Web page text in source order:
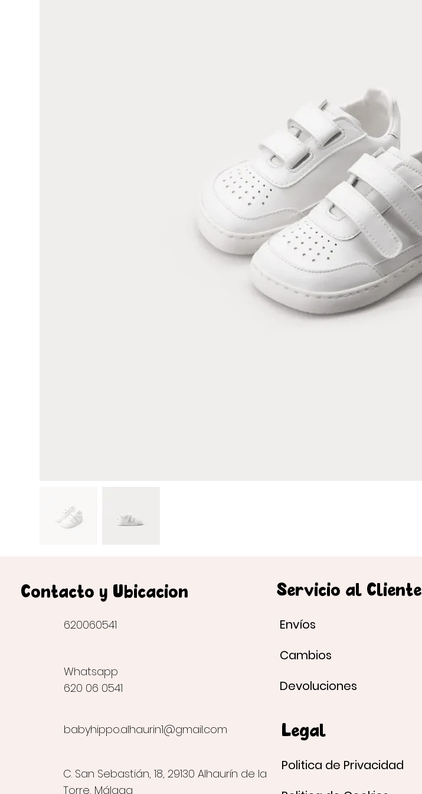
Contacto y Ubicación
620060541
Whatsapp
620 06 0541
babyhippo.alhaurin1@gmail.com
C. San Sebastián, 18, 29130 Alhaurín de la
Torre, Málaga
Servicio al Cliente
Envíos
Cambios
Devoluciones
Legal
Politica de Privacidad